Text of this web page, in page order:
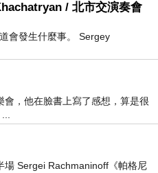
/ 北市交演奏會
會發生什麼事。 Sergey
，他在臉書上寫了感想，算是很
Sergei Rachmaninoff《帕格尼